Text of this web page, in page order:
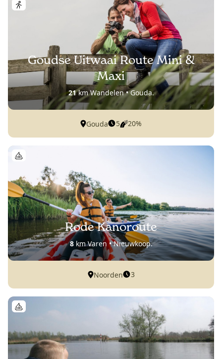
Goudse Uitwaai Route Mini &
Maxi
21km Wandelen • Gouda.
Gouda 5 20%
Rode Kanoroute
8km Varen • Nieuwkoop.
Noorden 3